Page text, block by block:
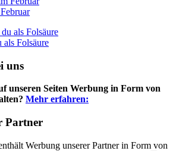
Folsäure
uns
unseren Seiten Werbung in Form von
Mehr erfahren:
Partner
Werbung unserer Partner in Form von